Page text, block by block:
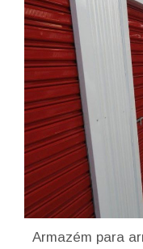
Armazém para